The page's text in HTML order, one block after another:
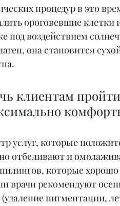
процедур в это
ороговевшие
под воздействием
она становится
клиентам
услуг, которые
отбеливают и
которые хорошо
рекомендуют
пигментации,